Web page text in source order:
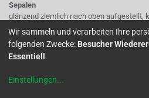
Sepalen
glänzend ziemlich nach oben aufgestellt,
Korolle/Petalen
Petalen: violett-purpur gemasert, an der
Hellros, violett-purpur gemasert
Staubgefäße
Stempel
Wir sammeln und verarbeiten Ihre
folgenden Zwecke: Besucher
Essentiell .
Einstellungen...